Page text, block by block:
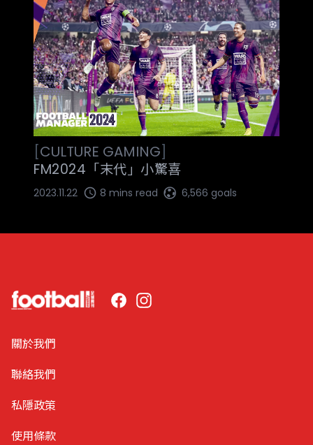
[CULTURE GAMING]
FM2024「末代」小驚喜
2023.11.22 8 mins read 6,566 goals
FacebookInstagram
關於我們
聯絡我們
私隱政策
使用條款